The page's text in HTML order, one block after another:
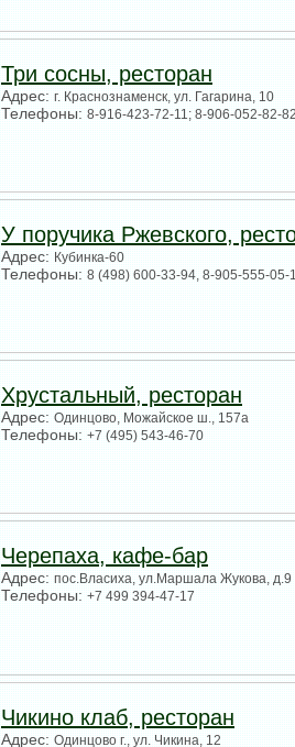
Три сосны, ресторан
Адрес:г. Краснознаменск, ул. Гагарина, 10
Телефоны:8-916-423-72-11; 8-906-052-82-
У поручика Ржевского,
Адрес:Кубинка-60
Телефоны:8 (498) 600-33-94, 8-905-555-05-
Хрустальный, ресторан
Адрес:Одинцово, Можайское ш., 157а
Телефоны:+7 (495) 543-46-70
Черепаха, кафе-бар
Адрес:пос.Власиха, ул.Маршала Жукова, д.9
Телефоны:+7 499 394-47-17
Чикино клаб, ресторан
Адрес:Одинцово г., ул. Чикина, 12